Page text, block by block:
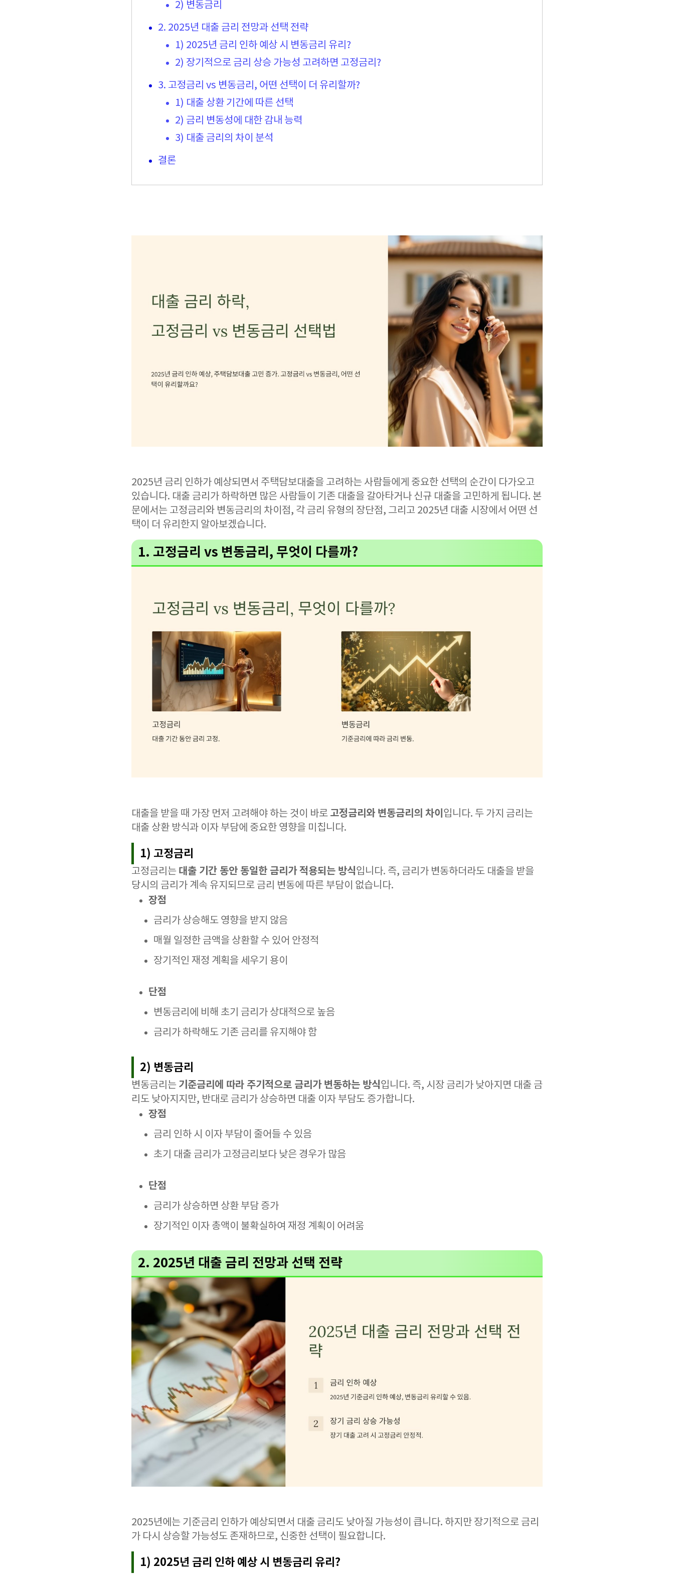
2) 변동금리
2. 2025년 대출 금리 전망과 선택 전략
1) 2025년 금리 인하 예상 시 변동금리 유리?
2) 장기적으로 금리 상승 가능성 고려하면 고정금리?
3. 고정금리 vs 변동금리, 어떤 선택이 더 유리할까?
1) 대출 상환 기간에 따른 선택
2) 금리 변동성에 대한 감내 능력
3) 대출 금리의 차이 분석
결론
2025년 금리 인하가 예상되면서 주택담보대출을 고려하는 사람들에게 중요한 선택의 순간이 다가오고
있습니다. 대출 금리가 하락하면 많은 사람들이 기존 대출을 갈아타거나 신규 대출을 고민하게 됩니다. 본
문에서는 고정금리와 변동금리의 차이점, 각 금리 유형의 장단점, 그리고 2025년 대출 시장에서 어떤 선
택이 더 유리한지 알아보겠습니다.
1. 고정금리 vs 변동금리, 무엇이 다를까?
대출을 받을 때 가장 먼저 고려해야 하는 것이 바로 고정금리와 변동금리의 차이 입니다. 두 가지 금리는
대출 상환 방식과 이자 부담에 중요한 영향을 미칩니다.
1) 고정금리
고정금리는 대출 기간 동안 동일한 금리가 적용되는 방식입니다. 즉, 금리가 변동하더라도 대출을 받을
당시의 금리가 계속 유지되므로 금리 변동에 따른 부담이 없습니다.
장점
금리가 상승해도 영향을 받지 않음
매월 일정한 금액을 상환할 수 있어 안정적
장기적인 재정 계획을 세우기 용이
단점
변동금리에 비해 초기 금리가 상대적으로 높음
금리가 하락해도 기존 금리를 유지해야 함
2) 변동금리
변동금리는 기준금리에 따라 주기적으로 금리가 변동하는 방식입니다. 즉, 시장 금리가 낮아지면 대출 금
리도 낮아지지만, 반대로 금리가 상승하면 대출 이자 부담도 증가합니다.
장점
금리 인하 시 이자 부담이 줄어들 수 있음
초기 대출 금리가 고정금리보다 낮은 경우가 많음
단점
금리가 상승하면 상환 부담 증가
장기적인 이자 총액이 불확실하여 재정 계획이 어려움
2. 2025년 대출 금리 전망과 선택 전략
2025년에는 기준금리 인하가 예상되면서 대출 금리도 낮아질 가능성이 큽니다. 하지만 장기적으로 금리
가 다시 상승할 가능성도 존재하므로, 신중한 선택이 필요합니다.
1) 2025년 금리 인하 예상 시 변동금리 유리?